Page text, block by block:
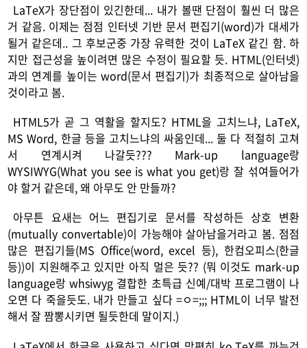
LaTeX가 장단점이 있긴한데... 내가 볼땐 단점이 훨씬 더 많은
거 같음. 이제는 점점 인터넷 기반 문서 편집기(word)가 대세가
될거 같은데.. 그 후보군중 가장 유력한 것이 LaTeX 같긴 함. 하
지만 접근성을 높이려면 많은 수정이 필요할 듯. HTML(인터넷)
과의 연계를 높이는 word(문서 편집기)가 최종적으로 살아남을
것이라고 봄.
HTML5가 곧 그 역활을 할지도? HTML을 고치느냐, LaTeX,
MS Word, 한글 등을 고치느냐의 싸움인데... 둘 다 적절히 고쳐
서 연계시켜 나갈듯??? Mark-up language랑
WYSIWYG(What you see is what you get)랑 잘 섞여들어가
야 할거 같은데, 왜 아무도 안 만들까?
아무튼 요새는 어느 편집기로 문서를 작성하든 상호 변환
(mutually convertable)이 가능해야 살아남을거라고 봄. 점점
많은 편집기들(MS Office(word, excel 등), 한컴오피스(한글
등))이 지원해주고 있지만 아직 멀은 듯?? (뭐 이것도 mark-up
language랑 whsiwyg 결합한 초특급 신예/대박 프로그램이 나
오면 다 죽을듯도. 내가 만들고 싶다 =ㅇ=;;; HTML이 너무 발전
해서 잘 짬뽕시키면 될듯한데 말이지.)